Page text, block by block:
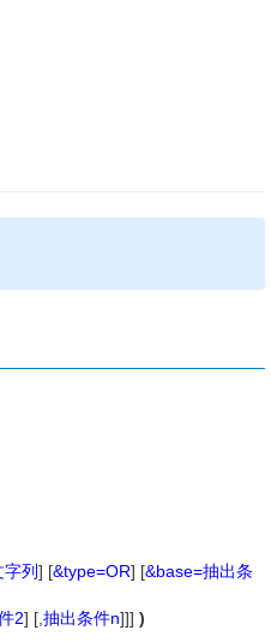
字列] [&type=OR] [&base=抽出条
2] [, 抽出条件n]]] )